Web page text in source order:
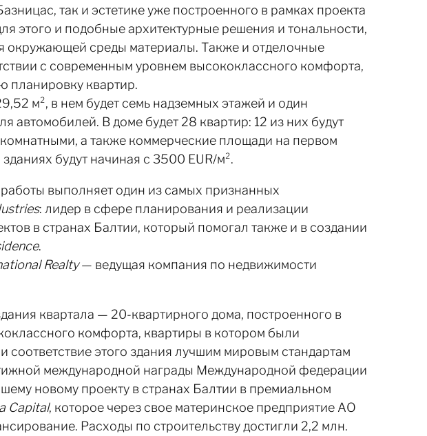
так и эстетике уже построенного в рамках проекта
этого и подобные архитектурные решения и тональности,
окружающей среды материалы. Также и отделочные
с современным уровнем высококлассного комфорта,
планировку квартир.
м², в нем будет семь надземных этажей и один
автомобилей. В доме будет 28 квартир: 12 из них будут
а также коммерческие площади на первом
будут начиная с 3500 EUR/м².
выполняет один из самых признанных
: лидер в сфере планирования и реализации
в странах Балтии, который помогал также и в создании
.
Realty— ведущая компания по недвижимости
квартала — 20-квартирного дома, построенного в
комфорта, квартиры в котором были
соответствие этого здания лучшим мировым стандартам
международной награды Международной федерации
новому проекту в странах Балтии в премиальном
Capital, которое через свое материнское предприятие АО
Расходы по строительству достигли 2,2 млн.